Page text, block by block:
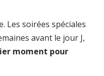
Les soirées spéciales
avant le jour J,
moment pour